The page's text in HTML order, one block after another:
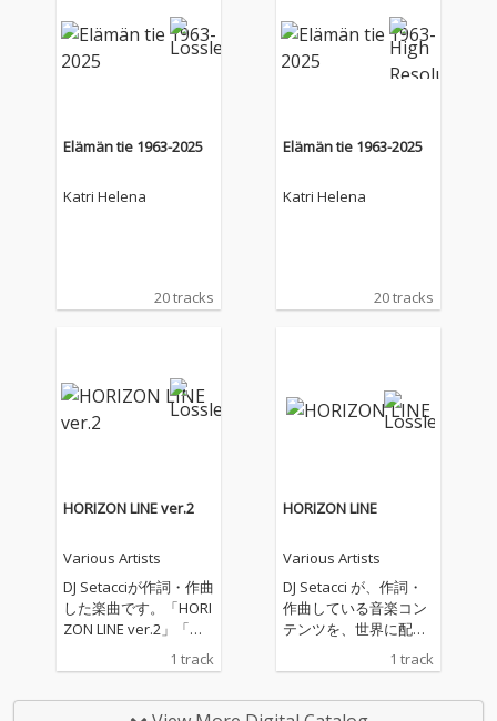
Elämän tie 1963-2025
Katri Helena
20 tracks
Elämän tie 1963-2025
Katri Helena
20 tracks
HORIZON LINE ver.2
Various Artists
DJ Setacciが作詞・作曲
した楽曲です。「HORI
ZON LINE ver.2」「水
として、配信いたしま
そこに生きる鳥や魚な
1 track
HORIZON LINE
Various Artists
DJ Setacci が、作詞・
作曲している音楽コン
テンツを、世界に配信
しています。主なジャ
ンルは、House、R&
なります。
1 track